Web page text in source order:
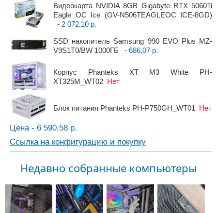
Видеокарта NVIDIA 8GB Gigabyte RTX 5060Ti
Eagle OC Ice (GV-N506TEAGLEOC ICE-8GD)
- 2 072,10 р.
SSD накопитель Samsung 990 EVO Plus MZ-
V9S1T0/BW 1000ГБ
- 686,07 р.
Корпус Phanteks XT M3 White PH-
XT325M_WT02 Нет
Блок питания Phanteks PH-P750GH_WT01 Нет
Цена - 6 590,58 р.
Ссылка на конфигурацию и покупку
Недавно собранные компьютеры